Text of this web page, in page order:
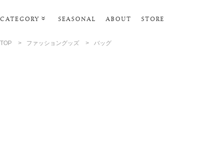
CATEGORY SEASONAL ABOUT STORE
TOP > ファッショングッズ > バッグ